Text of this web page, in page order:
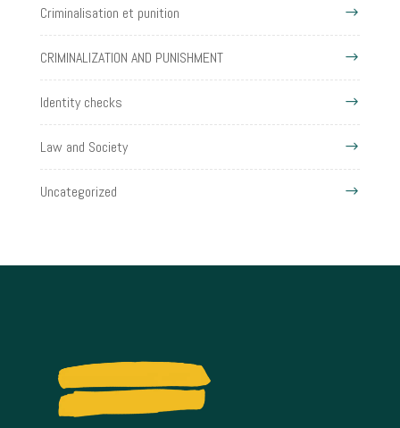
Criminalisation et punition
CRIMINALIZATION AND PUNISHMENT
Identity checks
Law and Society
Uncategorized